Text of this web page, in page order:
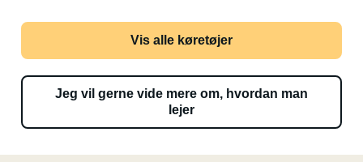
Vis alle køretøjer
Jeg vil gerne vide mere om, hvordan man
lejer